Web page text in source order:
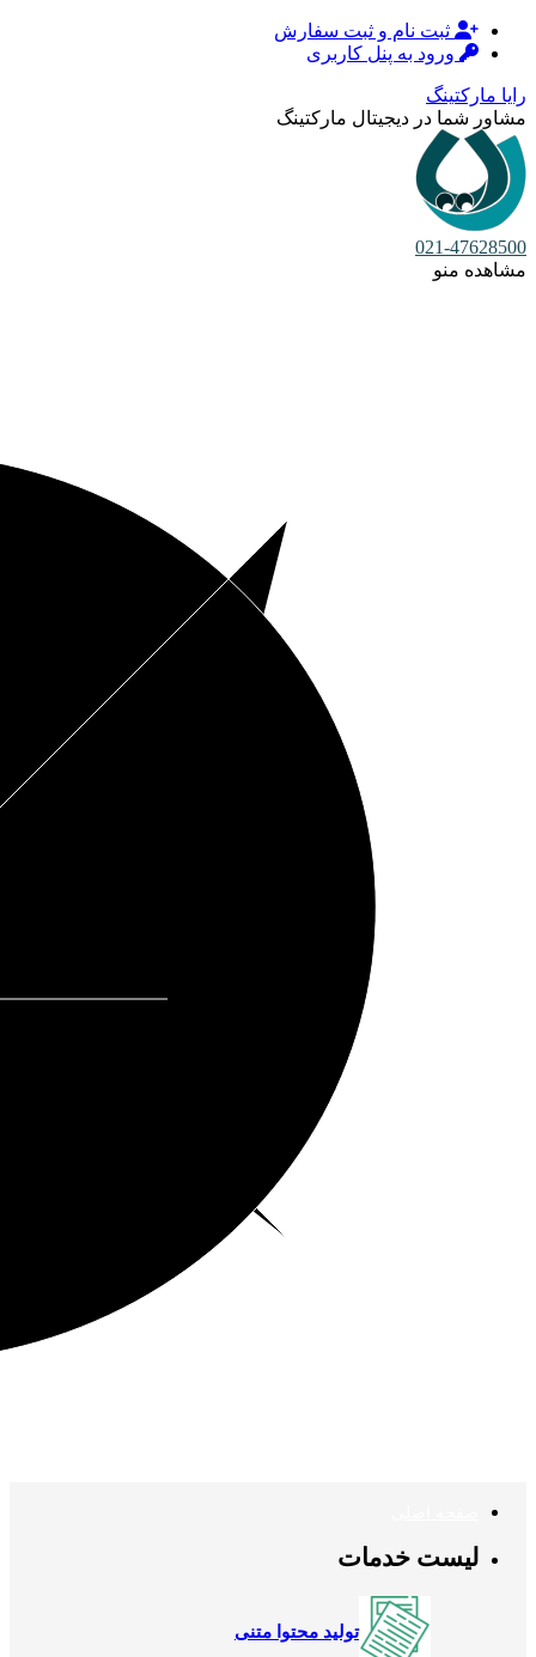
ثبت نام و ثبت سفارش
ورود به پنل کاربری
رایا مارکتینگ
مشاور شما در دیجیتال مارکتینگ
021-47628500
مشاهده منو
لیست خدمات
تولید محتوا متنی